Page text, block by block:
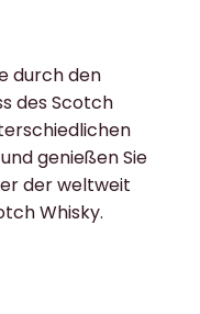
durch den
des Scotch
genießen Sie
der weltweit
Whisky.